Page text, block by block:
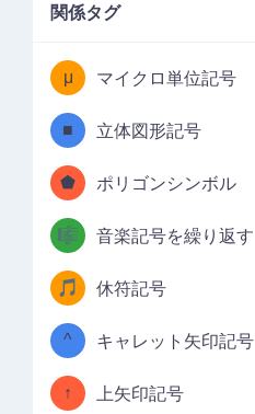
関係タグ
μ マイクロ単位記号
■ 立体図形記号
⬟ ポリゴンシンボル
🎼 音楽記号を繰り返す
🎵 休符記号
^ キャレット矢印記号
↑ 上矢印記号